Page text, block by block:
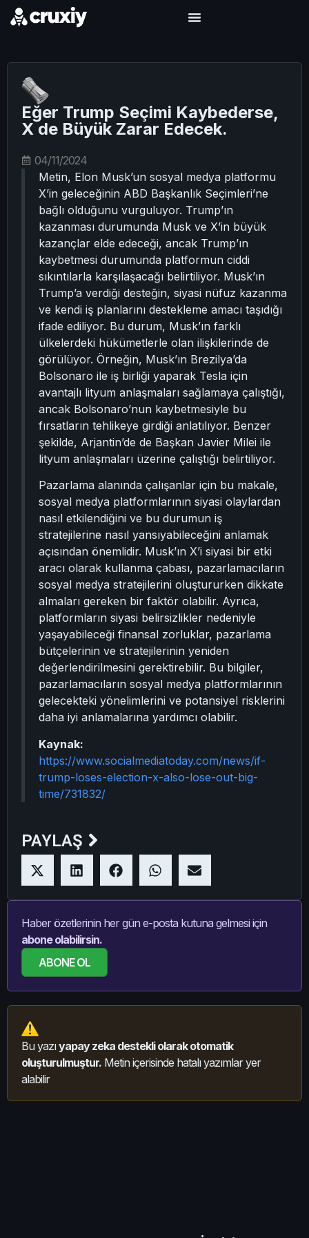
Eğer Trump Seçimi Kaybederse,
X de Büyük Zarar Edecek.
04/11/2024
Metin, Elon Musk’un sosyal medya platformu
X’in geleceğinin ABD Başkanlık Seçimleri’ne
bağlı olduğunu vurguluyor. Trump’ın
kazanması durumunda Musk ve X’in büyük
kazançlar elde edeceği, ancak Trump’ın
kaybetmesi durumunda platformun ciddi
sıkıntılarla karşılaşacağı belirtiliyor. Musk’ın
Trump’a verdiği desteğin, siyasi nüfuz kazanma
ve kendi iş planlarını destekleme amacı taşıdığı
ifade ediliyor. Bu durum, Musk’ın farklı
ülkelerdeki hükümetlerle olan ilişkilerinde de
görülüyor. Örneğin, Musk’ın Brezilya’da
Bolsonaro ile iş birliği yaparak Tesla için
avantajlı lityum anlaşmaları sağlamaya çalıştığı,
ancak Bolsonaro’nun kaybetmesiyle bu
fırsatların tehlikeye girdiği anlatılıyor. Benzer
şekilde, Arjantin’de de Başkan Javier Milei ile
lityum anlaşmaları üzerine çalıştığı belirtiliyor.
Pazarlama alanında çalışanlar için bu makale,
sosyal medya platformlarının siyasi olaylardan
nasıl etkilendiğini ve bu durumun iş
stratejilerine nasıl yansıyabileceğini anlamak
açısından önemlidir. Musk’ın X’i siyasi bir etki
aracı olarak kullanma çabası, pazarlamacıların
sosyal medya stratejilerini oluştururken dikkate
almaları gereken bir faktör olabilir. Ayrıca,
platformların siyasi belirsizlikler nedeniyle
yaşayabileceği finansal zorluklar, pazarlama
bütçelerinin ve stratejilerinin yeniden
değerlendirilmesini gerektirebilir. Bu bilgiler,
pazarlamacıların sosyal medya platformlarının
gelecekteki yönelimlerini ve potansiyel risklerini
daha iyi anlamalarına yardımcı olabilir.
Kaynak:
https://www.socialmediatoday.com/news/if-
trump-loses-election-x-also-lose-out-big-
time/731832/
PAYLAŞ
Haber özetlerinin her gün e-posta kutuna gelmesi için
abone olabilirsin.
ABONE OL
Bu yazıyapay zeka destekli olarak otomatik
oluşturulmuştur. Metin içerisinde hatalı yazımlar yer
alabilir